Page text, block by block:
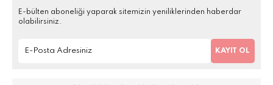
E-bülten aboneliği yaparak sitemizin yeniliklerinden haberdar
olabilirsiniz.
KAYIT OL